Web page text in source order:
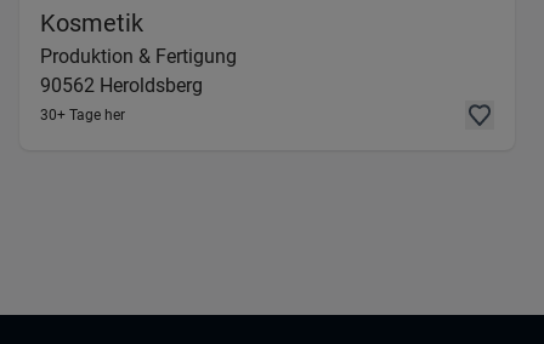
Kosmetik(Produktion & Fertigung) in 90562
Produktion & Fertigung
90562 Heroldsberg
30+ Tage her